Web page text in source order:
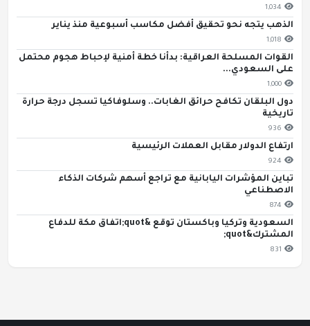
1,034
الذهب يتجه نحو تحقيق أفضل مكاسب أسبوعية منذ يناير
1,018
القوات المسلحة العراقية: بدأنا خطة أمنية لإحباط هجوم محتمل
على السعودي...
1,000
دول البلقان تكافح حرائق الغابات.. وسلوفاكيا تسجل درجة حرارة
تاريخية
936
ارتفاع الدولار مقابل العملات الرئيسية
924
تباين المؤشرات اليابانية مع تراجع أسهم شركات الذكاء
الاصطناعي
874
السعودية وتركيا وباكستان توقع &quot;اتفاق مكة للدفاع
المشترك&quot;
831